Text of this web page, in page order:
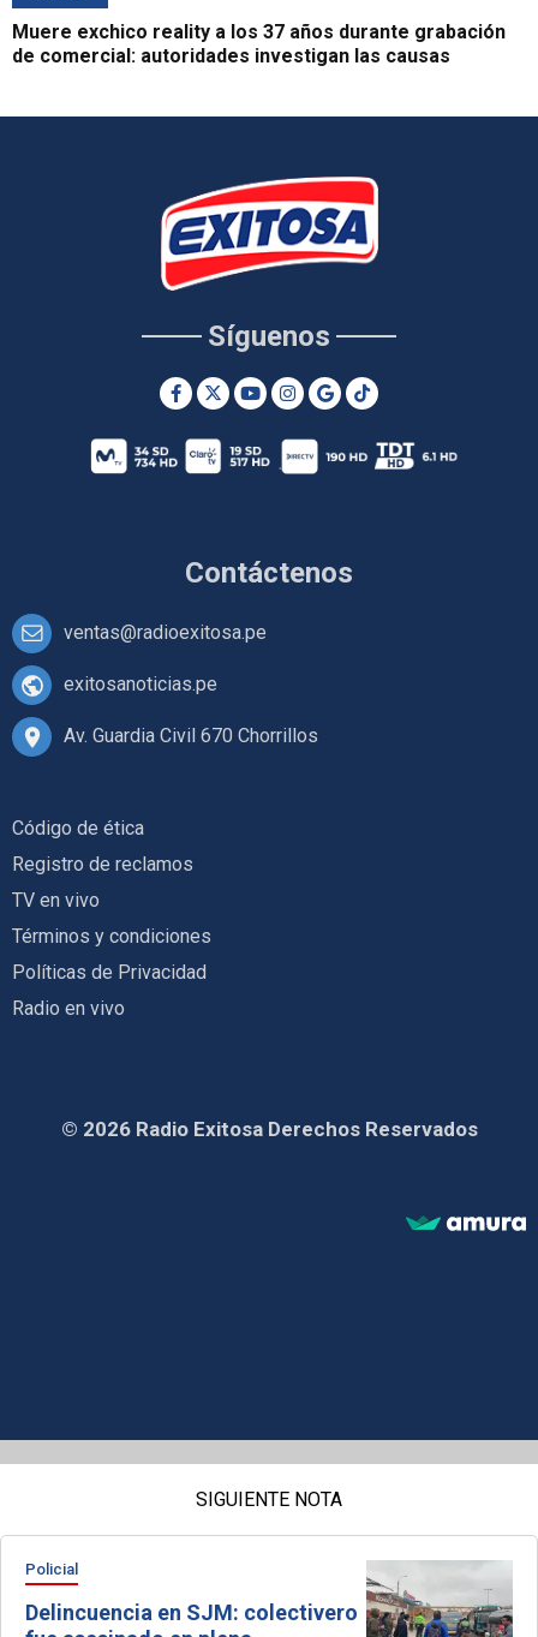
Muere exchico reality a los 37 años durante grabación
de comercial: autoridades investigan las causas
Contáctenos
ventas@radioexitosa.pe
exitosanoticias.pe
Av. Guardia Civil 670 Chorrillos
Síguenos
Código de ética
Registro de reclamos
TV en vivo
Términos y condiciones
Políticas de Privacidad
Radio en vivo
© 2026 Radio Exitosa Derechos Reservados
SIGUIENTE NOTA
Policial
Delincuencia en SJM: colectivero